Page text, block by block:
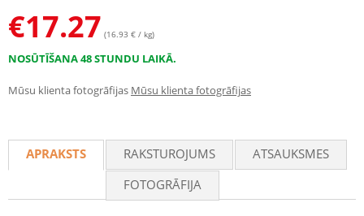
€17.27 (16.93 € / kg)
NOSŪTĪŠANA 48 STUNDU LAIKĀ.
Mūsu klienta fotogrāfijas Mūsu klienta fotogrāfijas
APRAKSTS RAKSTUROJUMS
ATSAUKSMES
FOTOGRĀFIJA